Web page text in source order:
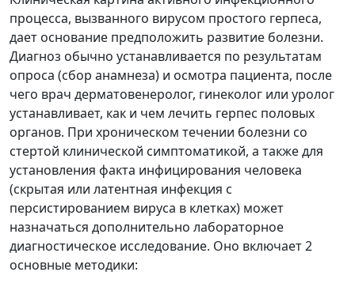
процесса, вызванного вирусом простого герпеса,
дает основание предположить развитие болезни.
Диагноз обычно устанавливается по результатам
опроса (сбор анамнеза) и осмотра пациента, после
чего врач дерматовенеролог, гинеколог или уролог
устанавливает, как и чем лечить герпес половых
органов. При хроническом течении болезни со
стертой клинической симптоматикой, а также для
установления факта инфицирования человека
(скрытая или латентная инфекция с
персистированием вируса в клетках) может
назначаться дополнительно лабораторное
диагностическое исследование. Оно включает 2
основные методики: